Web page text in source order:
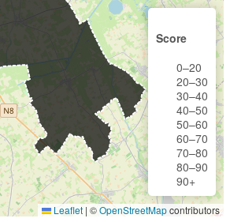
Score
0–20
20–30
30–40
40–50
50–60
60–70
70–80
80–90
90+
Leaflet | ©OpenStreetMapcontributors